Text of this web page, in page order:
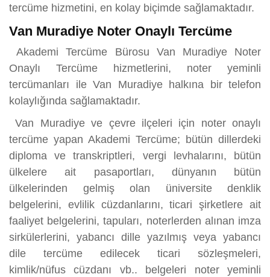
tercüme hizmetini, en kolay biçimde sağlamaktadır.
Van Muradiye Noter Onaylı Tercüme
Akademi Tercüme Bürosu Van Muradiye Noter
Onaylı Tercüme hizmetlerini, noter yeminli
tercümanları ile Van Muradiye halkına bir telefon
kolaylığında sağlamaktadır.
Van Muradiye ve çevre ilçeleri için noter onaylı
tercüme yapan Akademi Tercüme; bütün dillerdeki
diploma ve transkriptleri, vergi levhalarını, bütün
ülkelere ait pasaportları, dünyanın bütün
ülkelerinden gelmiş olan üniversite denklik
belgelerini, evlilik cüzdanlarını, ticari şirketlere ait
faaliyet belgelerini, tapuları, noterlerden alınan imza
sirkülerlerini, yabancı dille yazılmış veya yabancı
dile tercüme edilecek ticari sözleşmeleri,
kimlik/nüfus cüzdanı vb.. belgeleri noter yeminli